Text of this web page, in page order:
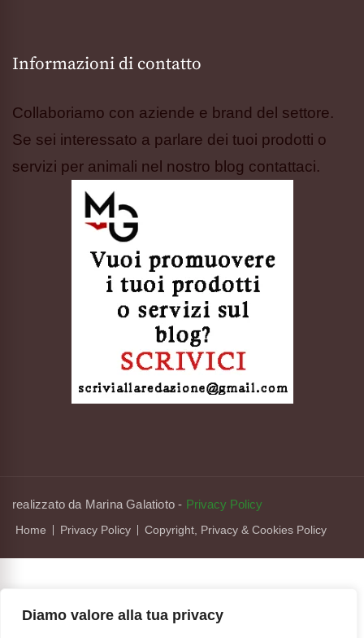
Diamo valore alla tua privacy
Informazioni di contatto
Collaboriamo con aziende e brand del settore.
Se sei interessato a parlare dei tuoi prodotti o
servizi per animali nel nostro blog contattaci.
realizzato da Marina Galatioto - Privacy Policy
Home
Privacy Policy Copyright, Privacy & Cookies Policy